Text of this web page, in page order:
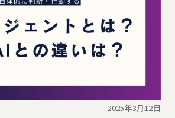
2025年3月12日